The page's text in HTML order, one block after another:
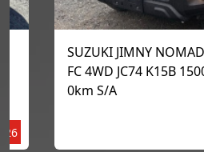
SUZUKI JIMNY
FC 4WD JC74 K15B
0km S/A